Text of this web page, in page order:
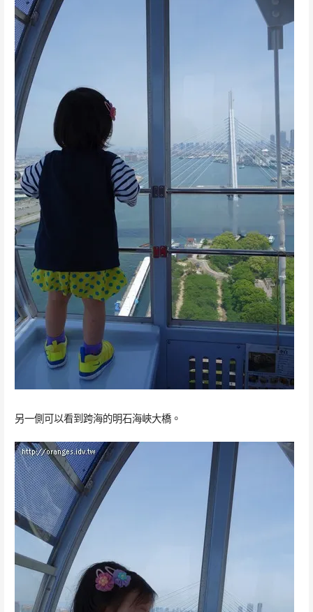
另一側可以看到跨海的明石海峽大橋。